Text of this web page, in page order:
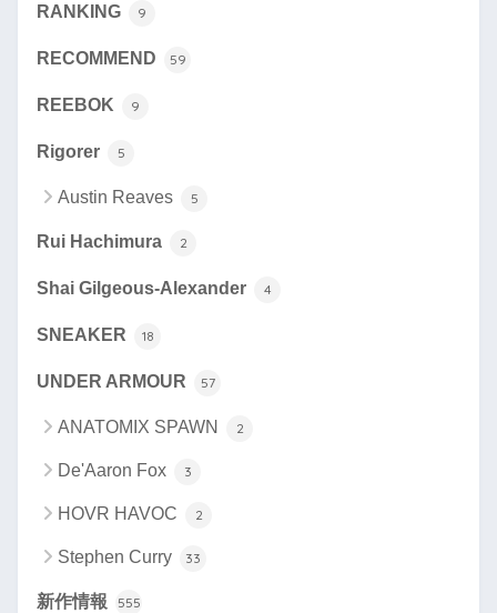
RANKING 9
RECOMMEND 59
REEBOK 9
Rigorer 5
Austin Reaves 5
Rui Hachimura 2
Shai Gilgeous-Alexander 4
SNEAKER 18
UNDER ARMOUR 57
ANATOMIX SPAWN 2
De'Aaron Fox 3
HOVR HAVOC 2
Stephen Curry 33
新作情報 555